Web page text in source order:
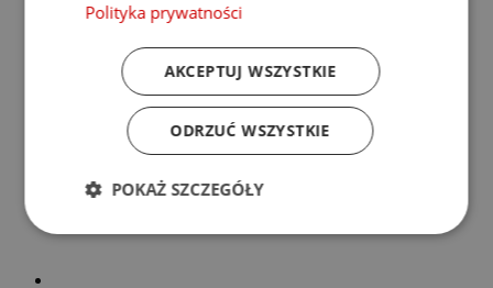
Polityka prywatności
AKCEPTUJ WSZYSTKIE
ODRZUĆ WSZYSTKIE
POKAŻ SZCZEGÓŁY